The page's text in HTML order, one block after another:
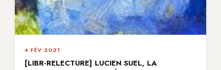
4 FÉV 2021
[LIBR-RELECTURE] LUCIEN SUEL, LA